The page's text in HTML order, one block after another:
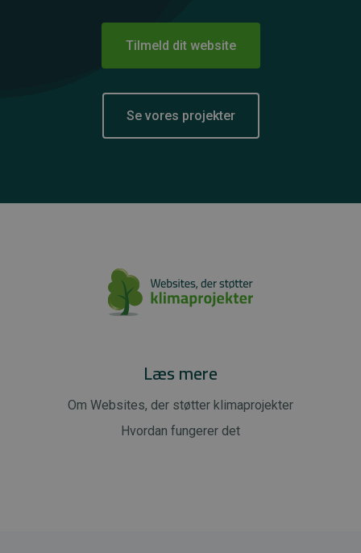
Tilmeld dit website
Se vores projekter
Læs mere
Om Websites, der støtter klimaprojekter
Hvordan fungerer det